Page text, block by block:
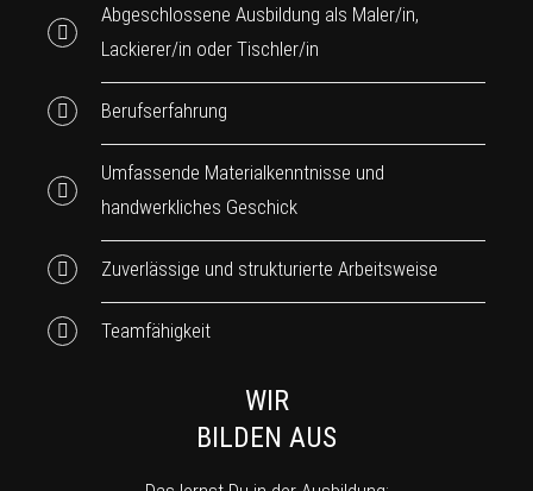
Abgeschlossene Ausbildung als Maler/in,
Lackierer/in oder Tischler/in
Berufserfahrung
Umfassende Materialkenntnisse und
handwerkliches Geschick
Zuverlässige und strukturierte Arbeitsweise
Teamfähigkeit
WIR
BILDEN AUS